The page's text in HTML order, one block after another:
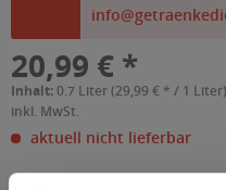
20,99 € *
Inhalt:0.7 Liter (29,99 € * / 1 Liter)
inkl. MwSt.
aktuell nicht lieferbar